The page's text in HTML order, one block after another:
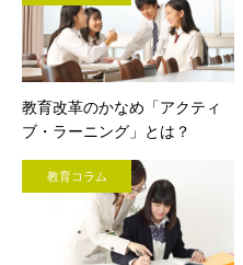
教育改革のかなめ「アクティ
ブ・ラーニング」とは？
教育コラム